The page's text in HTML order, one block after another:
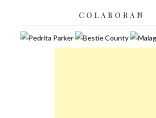
COLABORAN